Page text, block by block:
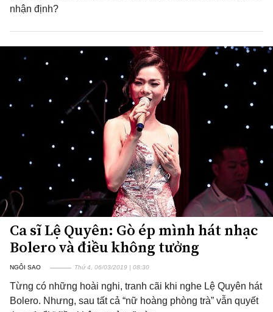
nhận định?
Ca sĩ Lệ Quyên: Gò ép mình hát nhạc
Bolero và điều không tưởng
NGÔI SAO Thứ 4, 06/03/2019 | 08:30
Từng có những hoài nghi, tranh cãi khi nghe Lệ Quyên hát
Bolero. Nhưng, sau tất cả “nữ hoàng phòng trà” vẫn quyết